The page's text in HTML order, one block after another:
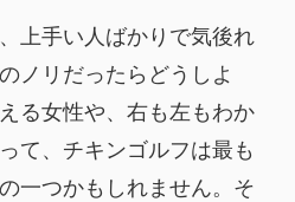
上手い人ばかりで気後れ
ノリだったらどうしよ
る女性や、右も左もわか
て、チキンゴルフは最も
一つかもしれません。そ